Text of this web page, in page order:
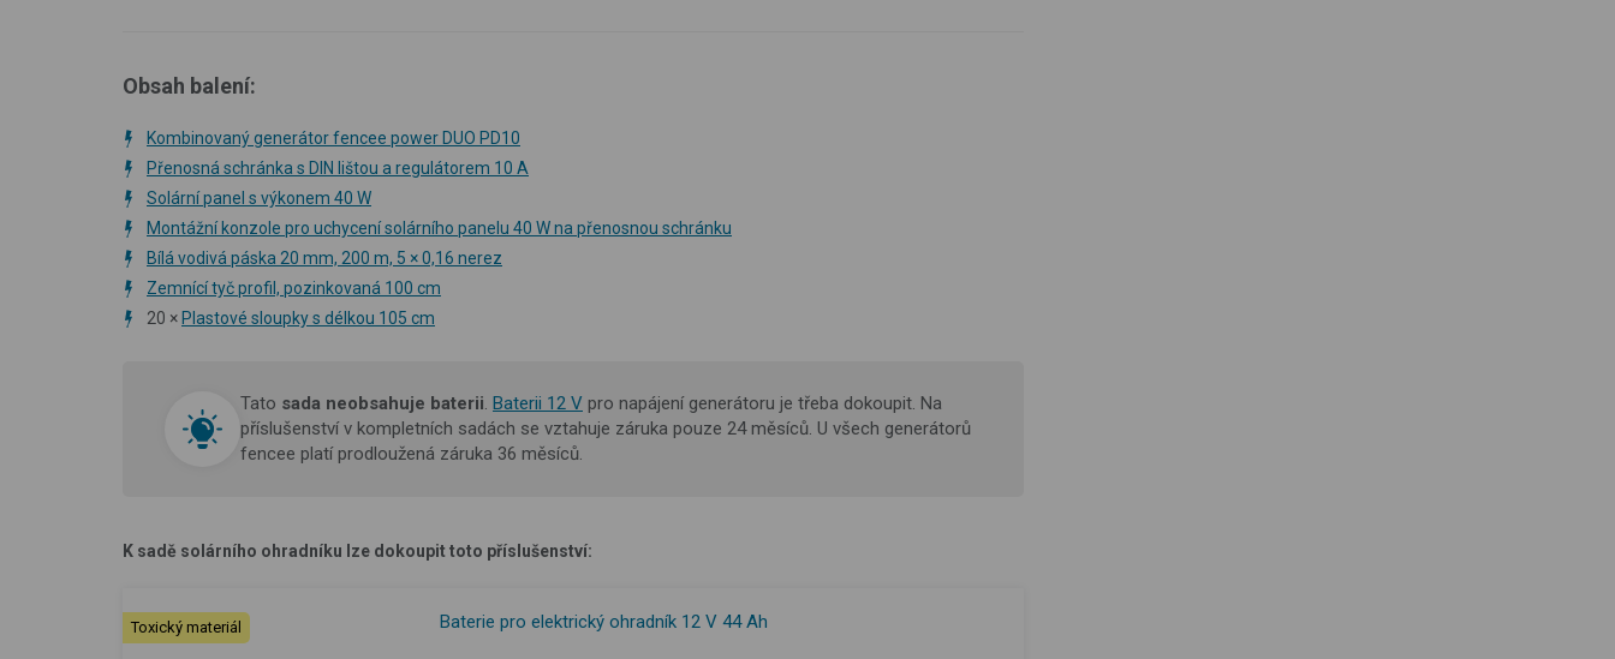
Obsah balení:
Kombinovaný generátor fencee power DUO PD10
Přenosná schránka s DIN lištou a regulátorem 10 A
Solární panel s výkonem 40 W
Montážní konzole pro uchycení solárního panelu 40 W na přenosnou schránku
Bílá vodivá páska 20 mm, 200 m, 5 × 0,16 nerez
Zemnící tyč profil, pozinkovaná 100 cm
20 ×Plastové sloupky s délkou 105 cm
Tato sada neobsahuje baterii Baterii 12 V pro napájení generátoru je třeba dokoupit. Na
příslušenství v kompletních sadách se vztahuje záruka pouze 24 měsíců. U všech generátorů
fencee platí prodloužená záruka 36 měsíců.
K sadě solárního ohradníku lze dokoupit toto příslušenství:
Toxický materiál Baterie pro elektrický ohradník 12 V 44 Ah